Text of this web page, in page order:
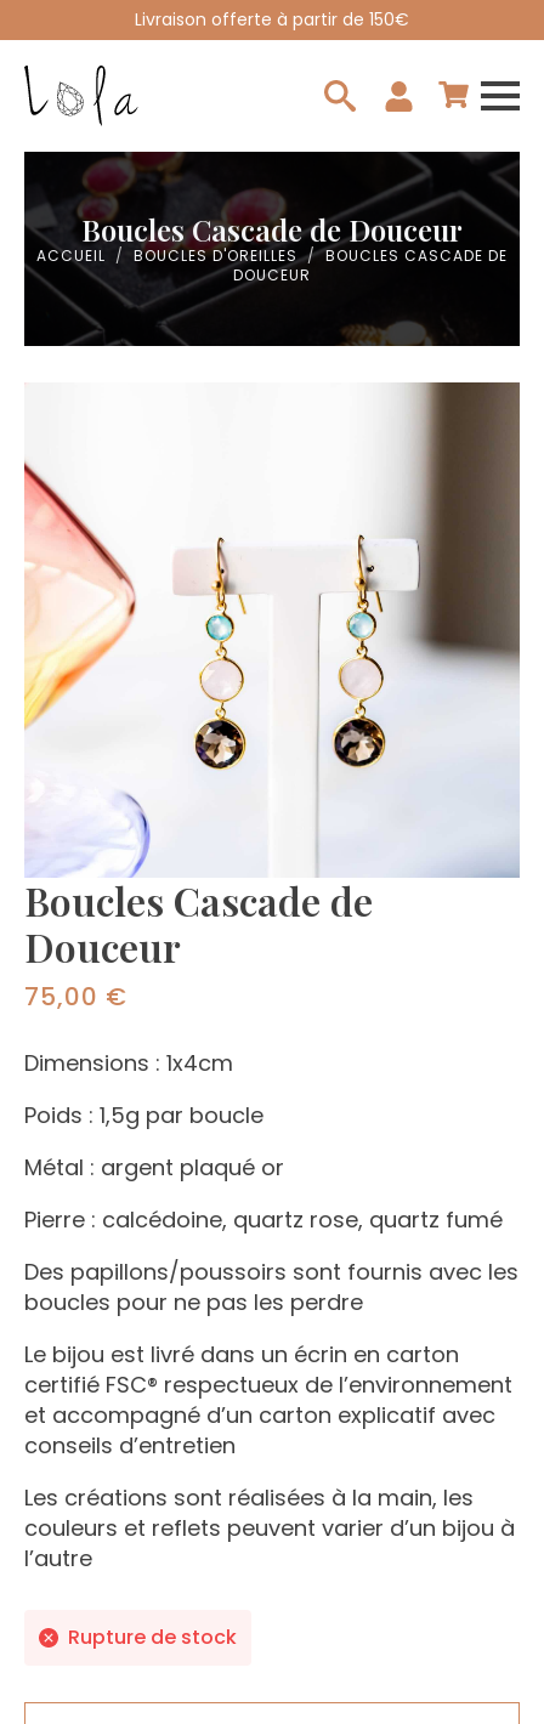
Livraison offerte à partir de 150€
Boucles Cascade de Douceur
ACCUEIL BOUCLES D'OREILLES
BOUCLES CASCADE DE
DOUCEUR
Boucles Cascade de
Douceur
75,00 €
Dimensions : 1x4cm
Poids : 1,5g par boucle
Métal : argent plaqué or
Pierre : calcédoine, quartz rose, quartz fumé
Des papillons/poussoirs sont fournis avec les
boucles pour ne pas les perdre
Le bijou est livré dans un écrin en carton
certifié FSC® respectueux de l’environnement
et accompagné d’un carton explicatif avec
conseils d’entretien
Les créations sont réalisées à la main, les
couleurs et reflets peuvent varier d’un bijou à
l’autre
Rupture de stock